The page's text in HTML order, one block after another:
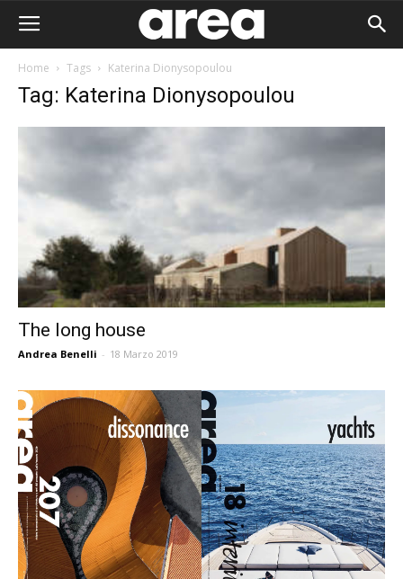
Home Tags Katerina Dionysopoulou
Tag: Katerina Dionysopoulou
The long house
Andrea Benelli - 18 Marzo 2019